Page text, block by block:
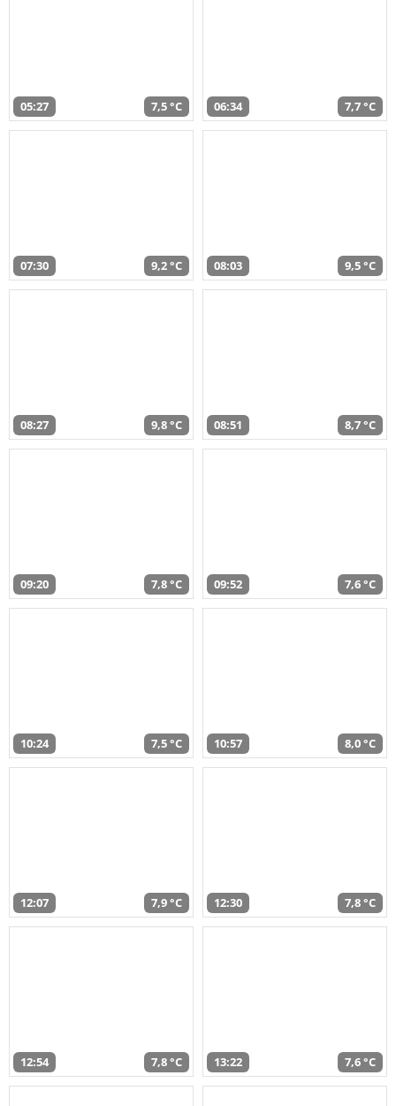
05:27 7,5 °C 06:34 7,7 °C
07:30 9,2 °C 08:03 9,5 °C
08:27 9,8 °C 08:51 8,7 °C
09:20 7,8 °C 09:52 7,6 °C
10:24 7,5 °C 10:57 8,0 °C
12:07 7,9 °C 12:30 7,8 °C
12:54 7,8 °C 13:22 7,6 °C